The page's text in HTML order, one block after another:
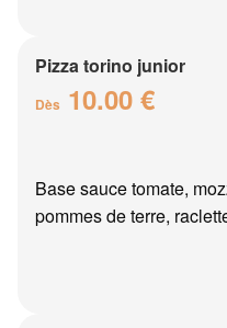
Pizza torino junior
Dès 10.00 €
Base sauce tomate,
pommes de terre,